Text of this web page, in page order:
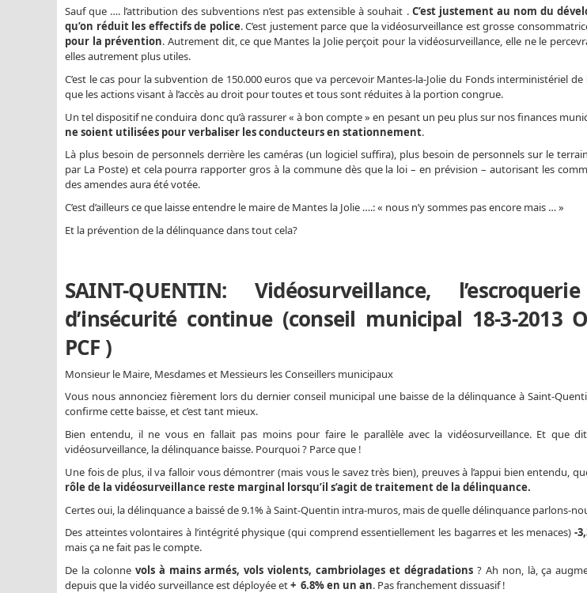
Sauf que …. l’attribution des subventions n’est pas extensible à souhait . C’est justement au nom du
qu’on réduit les effectifs de police. C’est justement parce que la vidéosurveillance est grosse
pour la prévention. Autrement dit, ce que Mantes la Jolie perçoit pour la vidéosurveillance, elle ne le
elles autrement plus utiles.
C’est le cas pour la subvention de 150.000 euros que va percevoir Mantes-la-Jolie du Fonds interministériel
que les actions visant à l’accès au droit pour toutes et tous sont réduites à la portion congrue.
Un tel dispositif ne conduira donc qu’à rassurer « à bon compte » en pesant un peu plus sur nos finances
ne soient utilisées pour verbaliser les conducteurs en stationnement.
Là plus besoin de personnels derrière les caméras (un logiciel suffira), plus besoin de personnels sur le
par La Poste) et cela pourra rapporter gros à la commune dès que la loi – en prévision – autorisant les
des amendes aura été votée.
C’est d’ailleurs ce que laisse entendre le maire de Mantes la Jolie ….: « nous n’y sommes pas encore mais … »
Et la prévention de la délinquance dans tout cela?
SAINT-QUENTIN: Vidéosurveillance,
d’insécurité continue (conseil municipal 18-3-2013
PCF )
Monsieur le Maire, Mesdames et Messieurs les Conseillers municipaux
Vous nous annonciez fièrement lors du dernier conseil municipal une baisse de la délinquance à Saint-
confirme cette baisse, et c’est tant mieux.
Bien entendu, il ne vous en fallait pas moins pour faire le parallèle avec la vidéosurveillance. Et que
vidéosurveillance, la délinquance baisse. Pourquoi ? Parce que !
Une fois de plus, il va falloir vous démontrer (mais vous le savez très bien), preuves à l’appui bien entendu,
rôle de la vidéosurveillance reste marginal lorsqu’il s’agit de traitement de la délinquance.
Certes oui, la délinquance a baissé de 9.1% à Saint-Quentin intra-muros, mais de quelle délinquance parlons-
Des atteintes volontaires à l’intégrité physique (qui comprend essentiellement les bagarres et les menaces)-
mais ça ne fait pas le compte.
De la colonne vols à mains armés, vols violents, cambriolages et dégradations? Ah non, là, ça
depuis que la vidéo surveillance est déployée et+ 6.8% en un an. Pas franchement dissuasif !